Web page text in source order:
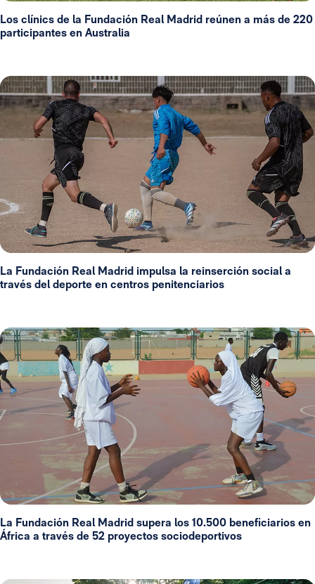
Los clínics de la Fundación Real Madrid reúnen a más de 220
participantes en Australia
La Fundación Real Madrid impulsa la reinserción social a
través del deporte en centros penitenciarios
La Fundación Real Madrid supera los 10.500 beneficiarios en
África a través de 52 proyectos sociodeportivos